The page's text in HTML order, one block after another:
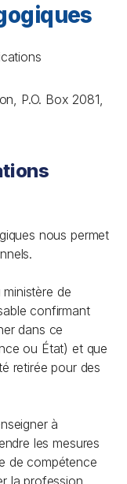
P.O. Box 2081,
nous permet
ministère de
confirmant
dans ce
ou État) et que
retirée pour des
à
les mesures
de compétence
la profession